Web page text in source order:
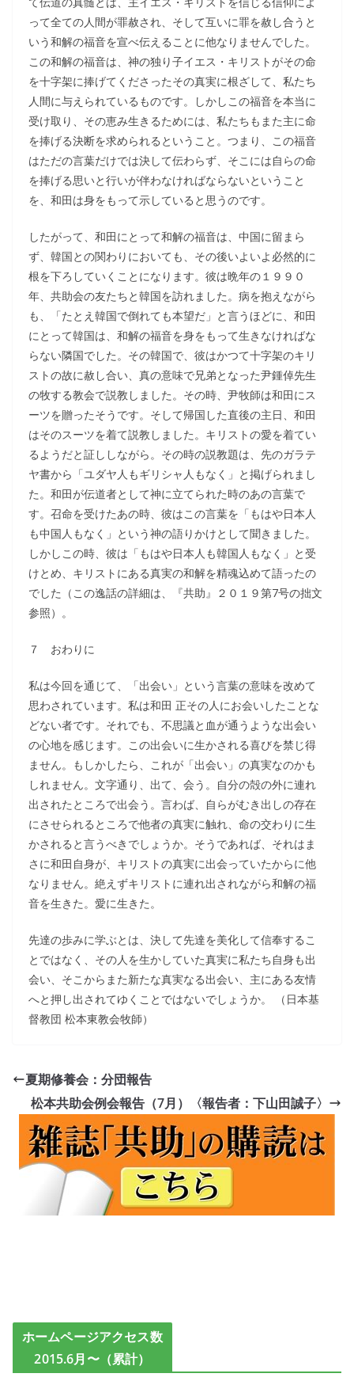
って全ての人間が罪赦され、そして互いに罪を赦し合うと
いう和解の福音を宣べ伝えることに他なりませんでした。
この和解の福音は、神の独り子イエス・キリストがその命
を十字架に捧げてくださったその真実に根ざして、私たち
人間に与えられているものです。しかしこの福音を本当に
受け取り、その恵み生きるためには、私たちもまた主に命
を捧げる決断を求められるということ。つまり、この福音
はただの言葉だけでは決して伝わらず、そこには自らの命
を捧げる思いと行いが伴わなければならないということ
を、和田は身をもって示していると思うのです。
したがって、和田にとって和解の福音は、中国に留まら
ず、韓国との関わりにおいても、その後いよいよ必然的に
根を下ろしていくことになります。彼は晩年の１９９０
年、共助会の友たちと韓国を訪れました。病を抱えながら
も、「たとえ韓国で倒れても本望だ」と言うほどに、和田
にとって韓国は、和解の福音を身をもって生きなければな
らない隣国でした。その韓国で、彼はかつて十字架のキリ
ストの故に赦し合い、真の意味で兄弟となった尹鍾倬先生
の牧する教会で説教しました。その時、尹牧師は和田にス
ーツを贈ったそうです。そして帰国した直後の主日、和田
はそのスーツを着て説教しました。キリストの愛を着てい
るようだと証ししながら。その時の説教題は、先のガラテ
ヤ書から「ユダヤ人もギリシャ人もなく」と掲げられまし
た。和田が伝道者として神に立てられた時のあの言葉で
す。召命を受けたあの時、彼はこの言葉を「もはや日本人
も中国人もなく」という神の語りかけとして聞きました。
しかしこの時、彼は「もはや日本人も韓国人もなく」と受
けとめ、キリストにある真実の和解を精魂込めて語ったの
でした（この逸話の詳細は、『共助』２０１９第7号の拙文
参照）。
７ おわりに
私は今回を通じて、「出会い」という言葉の意味を改めて
思わされています。私は和田 正その人にお会いしたことな
どない者です。それでも、不思議と血が通うような出会い
の心地を感じます。この出会いに生かされる喜びを禁じ得
ません。もしかしたら、これが「出会い」の真実なのかも
しれません。文字通り、出て、会う。自分の殻の外に連れ
出されたところで出会う。言わば、自らがむき出しの存在
にさせられるところで他者の真実に触れ、命の交わりに生
かされると言うべきでしょうか。そうであれば、それはま
さに和田自身が、キリストの真実に出会っていたからに他
なりません。絶えずキリストに連れ出されながら和解の福
音を生きた。愛に生きた。
先達の歩みに学ぶとは、決して先達を美化して信奉するこ
とではなく、その人を生かしていた真実に私たち自身も出
会い、そこからまた新たな真実なる出会い、主にある友情
へと押し出されてゆくことではないでしょうか。 （日本基
督教団 松本東教会牧師）
夏期修養会：分団報告
松本共助会例会報告（7月）〈報告者：下山田誠子〉
ホームページアクセス数
2015.6月〜（累計）